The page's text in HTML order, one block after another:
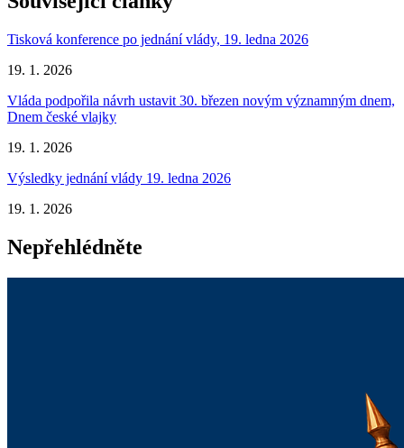
Tisková konference po jednání vlády, 19. ledna 2026
19. 1. 2026
Vláda podpořila návrh ustavit 30. březen novým významným dnem,
Dnem české vlajky
19. 1. 2026
Výsledky jednání vlády 19. ledna 2026
19. 1. 2026
Nepřehlédněte